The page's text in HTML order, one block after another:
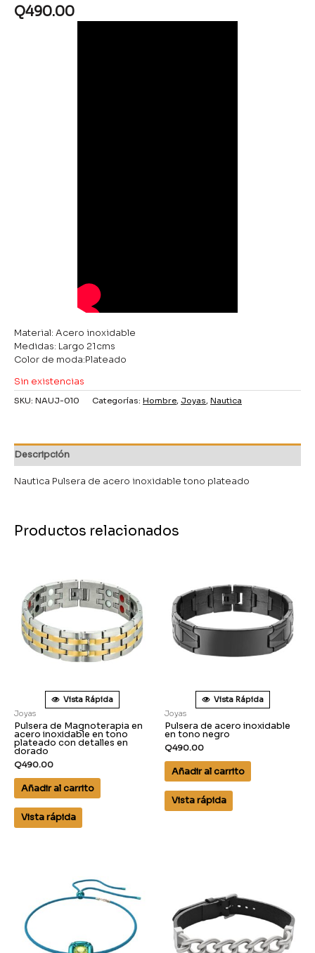
Q490.00
Material: Acero inoxidable
Medidas: Largo 21cms
Color de moda:Plateado
Sin existencias
SKU: NAUJ-010 Categorías: Hombre, Joyas, Nautica
Descripción
Nautica Pulsera de acero inoxidable tono plateado
Productos relacionados
Vista Rápida
Joyas
Pulsera de Magnoterapia en
acero inoxidable en tono
plateado con detalles en
dorado
Q490.00
Añadir al carrito
Vista rápida
Vista Rápida
Joyas
Pulsera de acero inoxidable
en tono negro
Q490.00
Añadir al carrito
Vista rápida